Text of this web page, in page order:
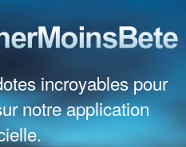
incroyables pour
notre application